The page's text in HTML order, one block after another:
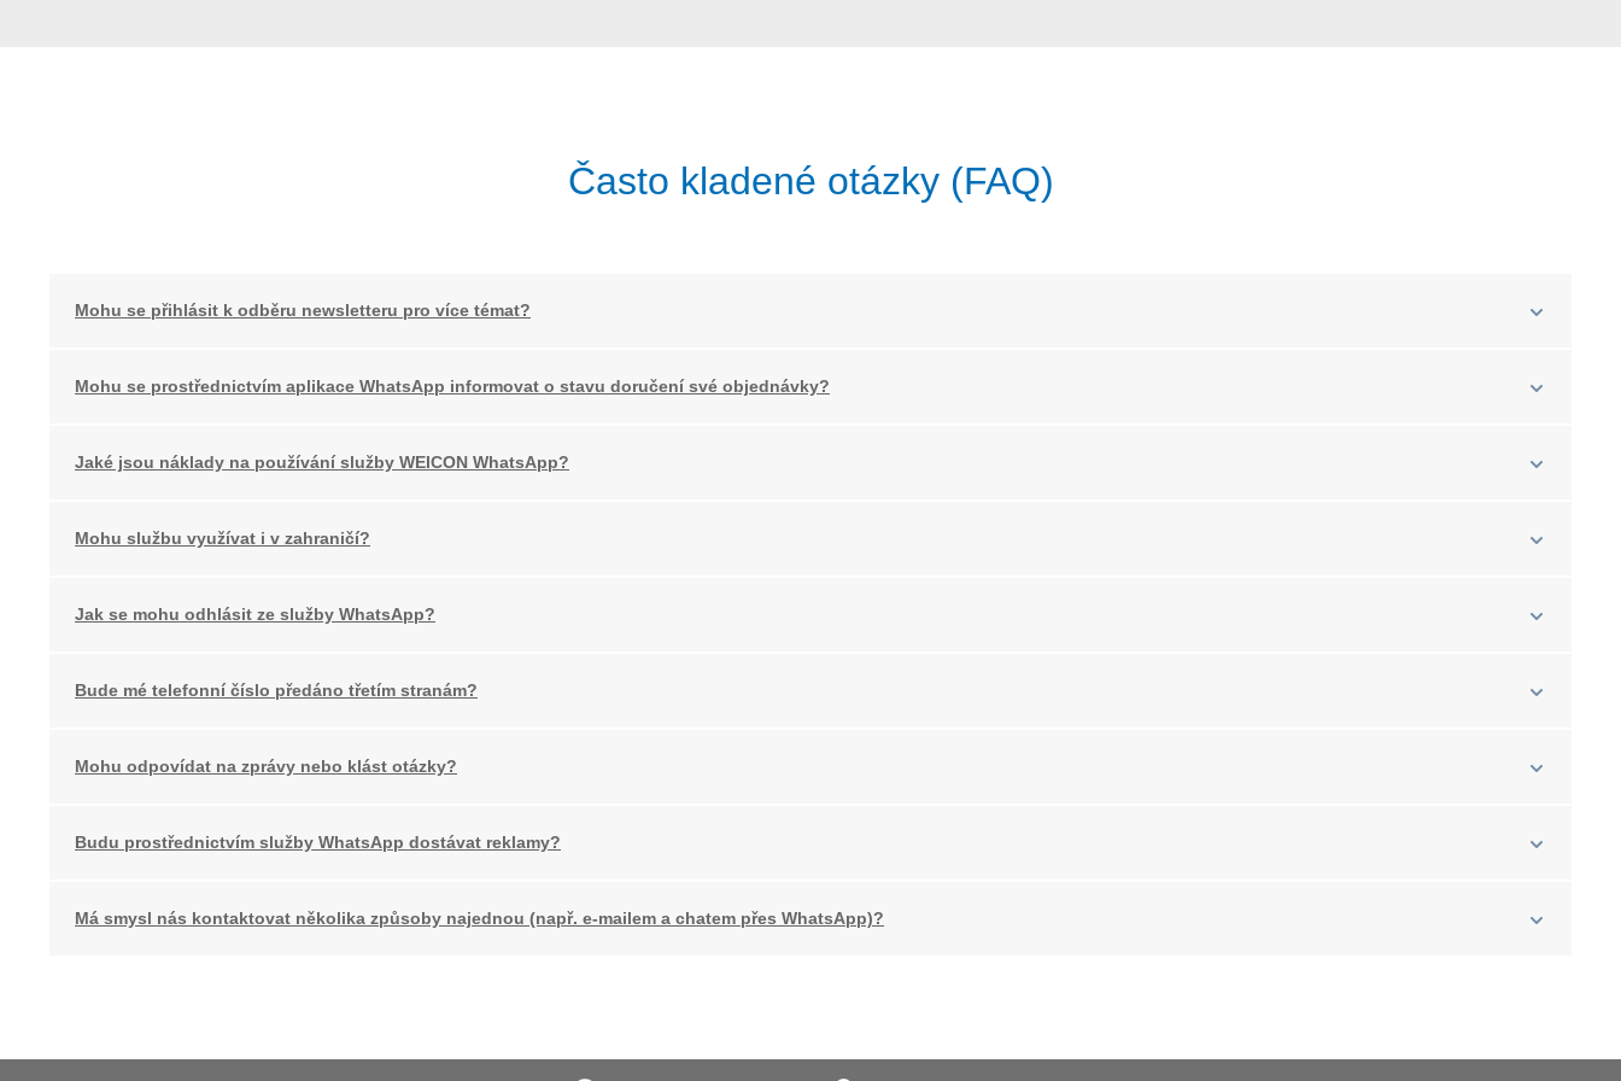
Často kladené otázky (FAQ)
Mohu se přihlásit k odběru newsletteru pro více témat?
Mohu se prostřednictvím aplikace WhatsApp informovat o stavu doručení své objednávky?
Jaké jsou náklady na používání služby WEICON WhatsApp?
Mohu službu využívat i v zahraničí?
Jak se mohu odhlásit ze služby WhatsApp?
Bude mé telefonní číslo předáno třetím stranám?
Mohu odpovídat na zprávy nebo klást otázky?
Budu prostřednictvím služby WhatsApp dostávat reklamy?
Má smysl nás kontaktovat několika způsoby najednou (např. e-mailem a chatem přes WhatsApp)?